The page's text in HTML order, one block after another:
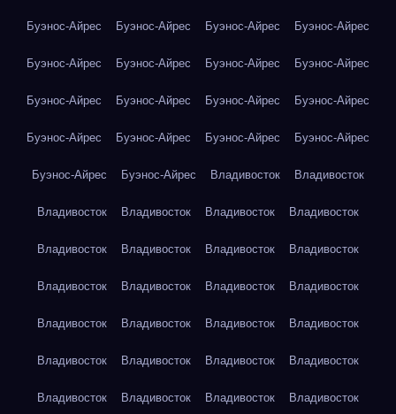
Буэнос-Айрес Буэнос-Айрес Буэнос-Айрес Буэнос-Айрес
Буэнос-Айрес Буэнос-Айрес Буэнос-Айрес Буэнос-Айрес
Буэнос-Айрес Буэнос-Айрес Буэнос-Айрес Буэнос-Айрес
Буэнос-Айрес Буэнос-Айрес Буэнос-Айрес Буэнос-Айрес
Буэнос-Айрес Буэнос-Айрес Владивосток Владивосток
Владивосток Владивосток Владивосток Владивосток
Владивосток Владивосток Владивосток Владивосток
Владивосток Владивосток Владивосток Владивосток
Владивосток Владивосток Владивосток Владивосток
Владивосток Владивосток Владивосток Владивосток
Владивосток Владивосток Владивосток Владивосток